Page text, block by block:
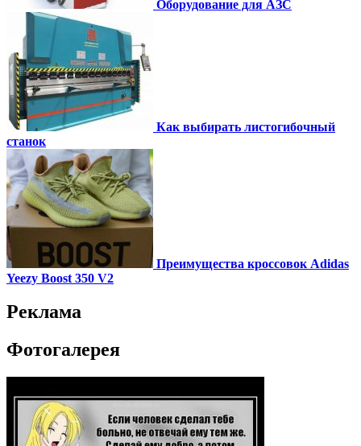
Оборудование для АЗС
Как выбирать листогибочный
станок
Преимущества кроссовок Adidas
Yeezy Boost 350 V2
Реклама
Фотогалерея